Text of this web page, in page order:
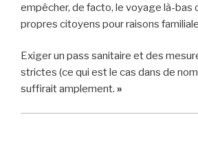
empêcher, de facto, le voyage là-bas
propres citoyens pour raisons
Exiger un pass sanitaire et des
strictes (ce qui est le cas dans de
suffirait amplement. »